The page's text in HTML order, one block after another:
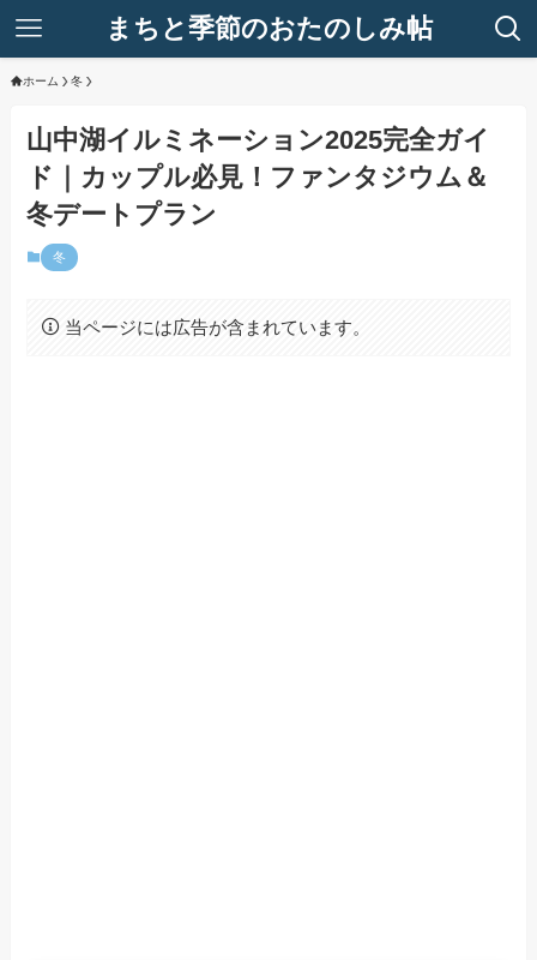
まちと季節のおたのしみ帖
ホーム 冬
山中湖イルミネーション2025完全ガイ
ド｜カップル必見！ファンタジウム＆
冬デートプラン
冬
当ページには広告が含まれています。